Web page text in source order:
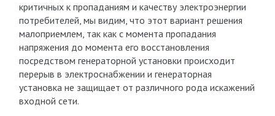
критичных к пропаданиям и качеству электроэнергии
потребителей, мы видим, что этот вариант решения
малоприемлем, так как с момента пропадания
напряжения до момента его восстановления
посредством генераторной установки происходит
перерыв в электроснабжении и генераторная
установка не защищает от различного рода искажений
входной сети.